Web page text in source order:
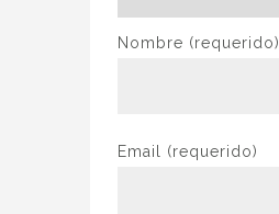
Nombre (requerido)
Email (requerido)